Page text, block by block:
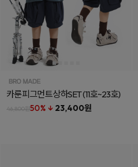
카룬피그먼트상하SET(11호~23호)
46,800원50% ↓ 23,400원